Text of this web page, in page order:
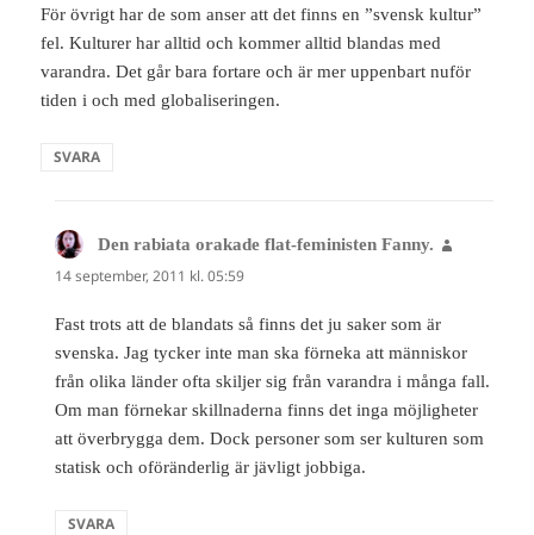
För övrigt har de som anser att det finns en ”svensk kultur”
fel. Kulturer har alltid och kommer alltid blandas med
varandra. Det går bara fortare och är mer uppenbart nuför
tiden i och med globaliseringen.
SVARA
Den rabiata orakade flat-feministen Fanny.
14 september, 2011 kl. 05:59
Fast trots att de blandats så finns det ju saker som är
svenska. Jag tycker inte man ska förneka att människor
från olika länder ofta skiljer sig från varandra i många fall.
Om man förnekar skillnaderna finns det inga möjligheter
att överbrygga dem. Dock personer som ser kulturen som
statisk och oföränderlig är jävligt jobbiga.
SVARA